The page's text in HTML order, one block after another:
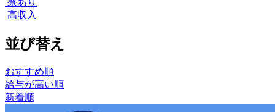
寮あり
高収入
並び替え
おすすめ順
給与が高い順
新着順